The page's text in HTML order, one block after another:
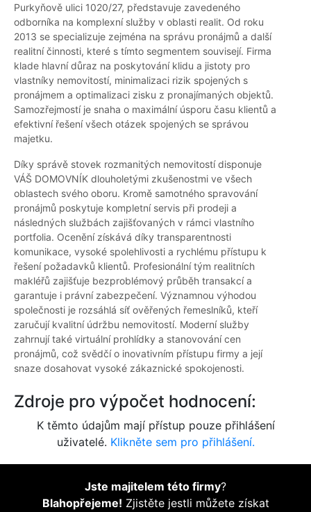
Purkyňově ulici 1020/27, představuje zavedeného
odborníka na komplexní služby v oblasti realit. Od roku
2013 se specializuje zejména na správu pronájmů a další
realitní činnosti, které s tímto segmentem souvisejí. Firma
klade hlavní důraz na poskytování klidu a jistoty pro
vlastníky nemovitostí, minimalizaci rizik spojených s
pronájmem a optimalizaci zisku z pronajímaných objektů.
Samozřejmostí je snaha o maximální úsporu času klientů a
efektivní řešení všech otázek spojených se správou
majetku.
Díky správě stovek rozmanitých nemovitostí disponuje
VÁŠ DOMOVNÍK dlouholetými zkušenostmi ve všech
oblastech svého oboru. Kromě samotného spravování
pronájmů poskytuje kompletní servis při prodeji a
následných službách zajišťovaných v rámci vlastního
portfolia. Ocenění získává díky transparentnosti
komunikace, vysoké spolehlivosti a rychlému přístupu k
řešení požadavků klientů. Profesionální tým realitních
makléřů zajišťuje bezproblémový průběh transakcí a
garantuje i právní zabezpečení. Významnou výhodou
společnosti je rozsáhlá síť ověřených řemeslníků, kteří
zaručují kvalitní údržbu nemovitostí. Moderní služby
zahrnují také virtuální prohlídky a stanovování cen
pronájmů, což svědčí o inovativním přístupu firmy a její
snaze dosahovat vysoké zákaznické spokojenosti.
Zdroje pro výpočet hodnocení:
K těmto údajům mají přístup pouze přihlášení
uživatelé. Klikněte sem pro přihlášení.
Jste majitelem této firmy?
Blahopřejeme! Zjistěte jestli můžete získat